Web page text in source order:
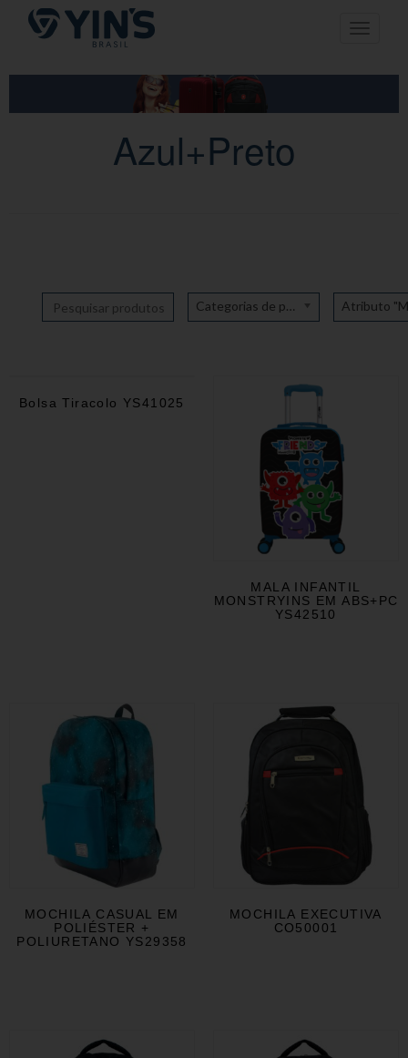
Pular
para
conteúdo
Toggle
Azul+Preto
Categorias de produto
Bolsa Tiracolo YS41025
MALA INFANTIL
MONSTRYINS EM ABS+PC
YS42510
MOCHILA CASUAL EM
POLIÉSTER +
POLIURETANO YS29358
MOCHILA EXECUTIVA
CO50001